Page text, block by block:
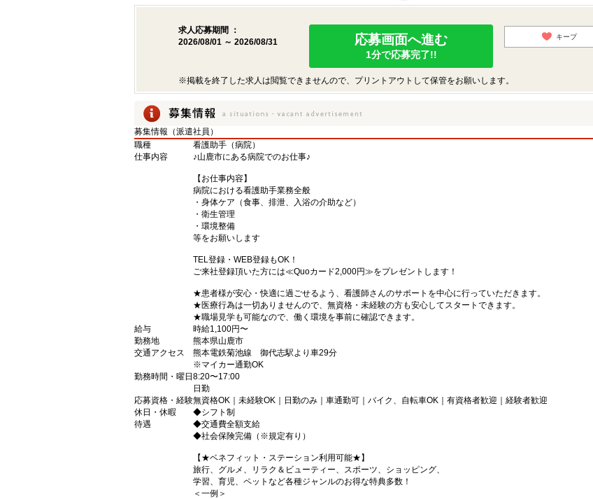
求人応募期間 ：
2026/08/01 ～ 2026/08/31
応募画面へ進む
1分で応募完了!!
キープ
※掲載を終了した求人は閲覧できませんので、プリントアウトして保管をお願いします。
募集情報（派遣社員）
職種
看護助手（病院）
仕事内容
♪山鹿市にある病院でのお仕事♪
【お仕事内容】
病院における看護助手業務全般
・身体ケア（食事、排泄、入浴の介助など）
・衛生管理
・環境整備
等をお願いします
TEL登録・WEB登録もOK！
ご来社登録頂いた方には≪Quoカード2,000円≫をプレゼントします！
★患者様が安心・快適に過ごせるよう、看護師さんのサポートを中心に行っていただきます。
★医療行為は一切ありませんので、無資格・未経験の方も安心してスタートできます。
★職場見学も可能なので、働く環境を事前に確認できます。
給与
時給1,100円〜
勤務地
熊本県山鹿市
交通アクセス
熊本電鉄菊池線 御代志駅より車29分
※マイカー通勤OK
勤務時間・曜日 8:20〜17:00
日勤
応募資格・経験無資格OK｜未経験OK｜日勤のみ｜車通勤可｜バイク、自転車OK｜有資格者歓迎｜経験者歓迎
休日・休暇
◆シフト制
待遇
◆交通費全額支給
◆社会保険完備（※規定有り）
【★ベネフィット・ステーション利用可能★】
旅行、グルメ、リラク＆ビューティー、スポーツ、ショッピング、
学習、育児、ペットなど各種ジャンルのお得な特典多数！
＜一例＞